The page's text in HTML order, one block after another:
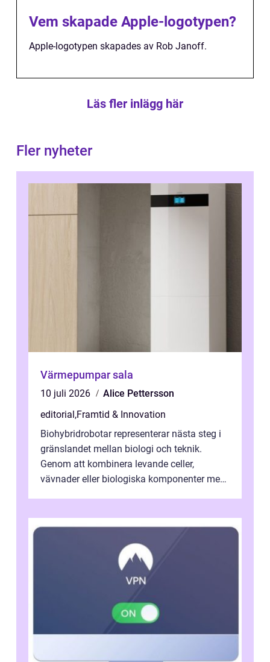
Vem skapade Apple-logotypen?
Apple-logotypen skapades av Rob Janoff.
Läs fler inlägg här
Fler nyheter
Värmepumpar sala
10 juli 2026
Alice Pettersson
editorial ,Framtid & Innovation
Biohybridrobotar representerar nästa steg i
gränslandet mellan biologi och teknik.
Genom att kombinera levande celler,
vävnader eller biologiska komponenter med